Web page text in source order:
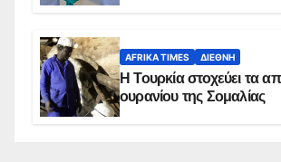
AFRIKA TIMES ΔΙΕΘΝΉ
Η Τουρκία στοχεύει τα
ουρανίου της Σομαλίας